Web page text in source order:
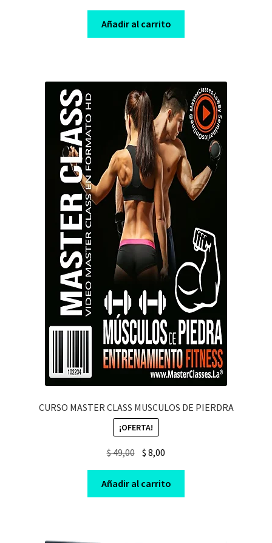
price
was:
$ 210,00.
price
is:
$ 8,00.
Añadir al carrito
CURSO MASTER CLASS MUSCULOS DE PIERDRA
¡OFERTA!
$49,00 Original
was:
$ 49,00.
$ 8,00
is:
$ 8,00.
Añadir al carrito